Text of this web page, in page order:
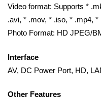
Video format: Supports *
.avi, * .mov, * .iso, * .mp4,
Photo Format: HD JPEG/
Interface
AV, DC Power Port, HD,
Other Features